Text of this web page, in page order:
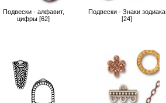
Подвеcки - алфавит,
цифры [62]
Подвески - Знаки зодиака
[24]